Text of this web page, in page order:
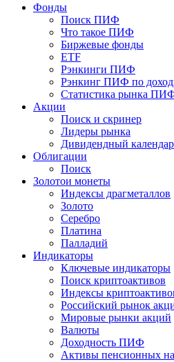
Фонды
Поиск ПИФ
Что такое ПИФ
Биржевые фонды
ETF
Рэнкинги ПИФ
Рэнкинг ПИФ по
Статистика рынка
Акции
Поиск и скринер
Лидеры рынка
Дивидендный
Облигации
Поиск
Золотои монеты
Индексы драгметаллов
Золото
Серебро
Платина
Палладий
Индикаторы
Ключевые индикаторы
Поиск криптоактивов
Индексы
Российский рынок
Мировые рынки акций
Валюты
Доходность ПИФ
Активы пенсионных